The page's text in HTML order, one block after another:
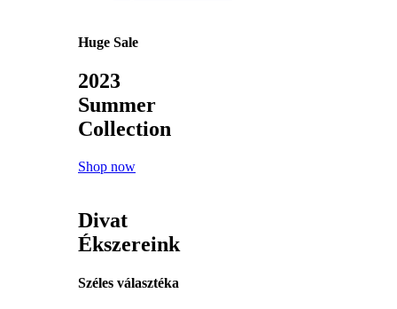
Huge Sale
2023
Summer
Collection
Shop now
Divat
Ékszereink
Széles választéka